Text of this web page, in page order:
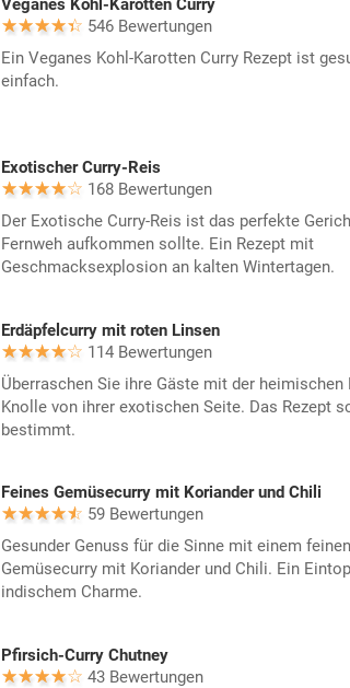
Veganes Kohl-Karotten Curry
546 Bewertungen
Ein Veganes Kohl-Karotten Curry Rezept ist
einfach.
Exotischer Curry-Reis
168 Bewertungen
Der Exotische Curry-Reis ist das perfekte
Fernweh aufkommen sollte. Ein Rezept mit
Geschmacksexplosion an kalten Wintertagen.
Erdäpfelcurry mit roten Linsen
114 Bewertungen
Überraschen Sie ihre Gäste mit der heimischen
Knolle von ihrer exotischen Seite. Das Rezept
bestimmt.
Feines Gemüsecurry mit Koriander und Chili
59 Bewertungen
Gesunder Genuss für die Sinne mit einem
Gemüsecurry mit Koriander und Chili. Ein
indischem Charme.
Pfirsich-Curry Chutney
43 Bewertungen